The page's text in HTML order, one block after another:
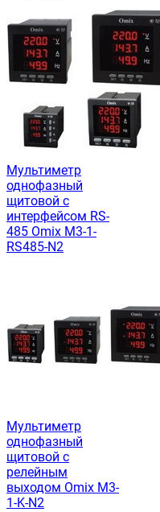
Мультиметр
однофазный
щитовой c
интерфейсом RS-
485 Omix M3-1-
RS485-N2
Мультиметр
однофазный
щитовой с
релейным
выходом Omix M3-
1-K-N2